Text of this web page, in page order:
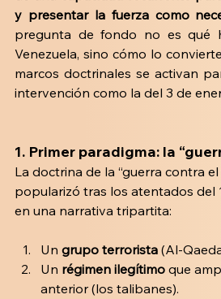
y presentar la fuerza como
pregunta de fondo no es qué
Venezuela, sino cómo lo
marcos doctrinales se activan
intervención como la del 3 de
1. Primer paradigma: la
La doctrina de la “guerra contra
popularizó tras los atentados del
en una narrativa tripartita:
Un grupo terrorista (Al-
Un régimen ilegítimo que
anterior (los talibanes).